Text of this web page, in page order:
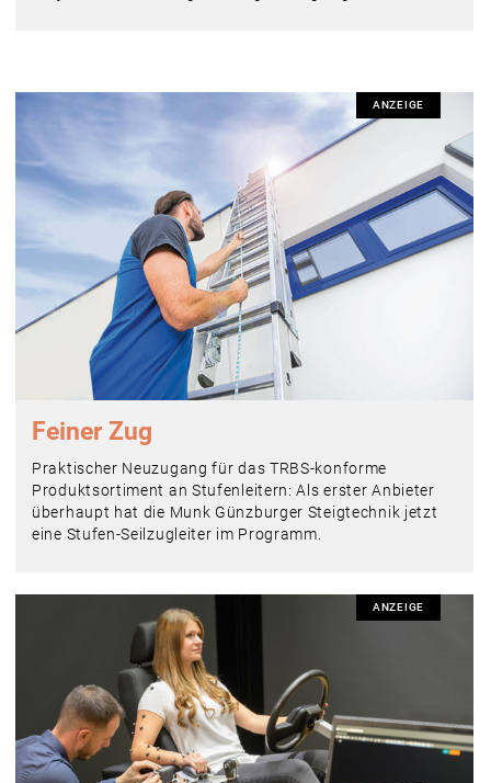
ANZEIGE
Feiner Zug
Praktischer Neuzugang für das TRBS-konforme
Produktsortiment an Stufenleitern: Als erster Anbieter
überhaupt hat die Munk Günzburger Steigtechnik jetzt
eine Stufen-Seilzugleiter im Programm.
ANZEIGE